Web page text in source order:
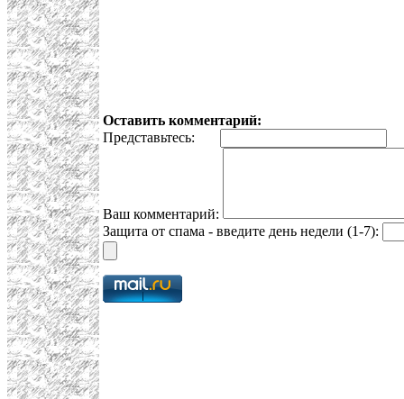
Оставить комментарий:
Представьтесь:
Ваш комментарий:
Защита от спама - введите день недели (1-7):